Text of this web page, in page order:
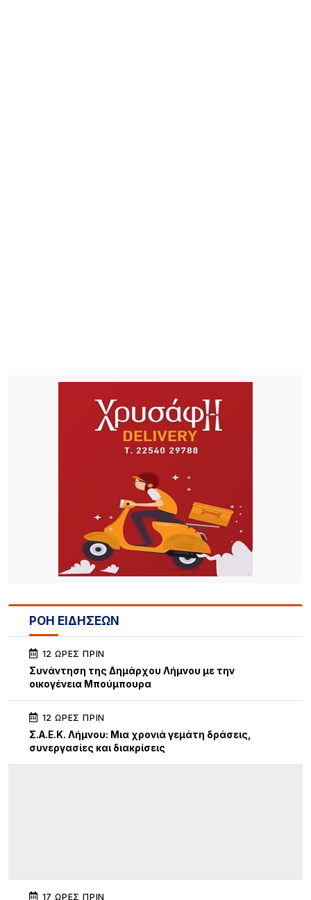
ΡΟΗ ΕΙΔΗΣΕΩΝ
12 ΏΡΕΣ ΠΡΙΝ
Συνάντηση της Δημάρχου Λήμνου με την
οικογένεια Μπούμπουρα
12 ΏΡΕΣ ΠΡΙΝ
Σ.Α.Ε.Κ. Λήμνου: Μια χρονιά γεμάτη δράσεις,
συνεργασίες και διακρίσεις
17 ΏΡΕΣ ΠΡΙΝ